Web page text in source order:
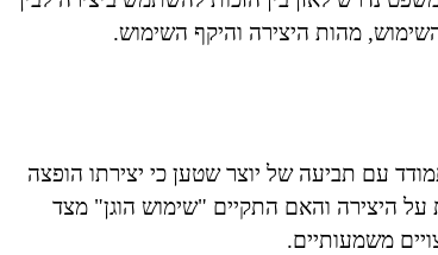
מהות היצירה והיקף השימוש.
עם תביעה של יוצר שטען כי יצירתו הופצה
היצירה והאם התקיים "שימוש הוגן" מצד
משמעותיים.